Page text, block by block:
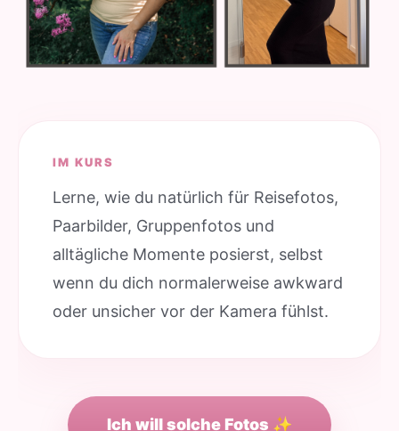
IM KURS
Lerne, wie du natürlich für Reisefotos,
Paarbilder, Gruppenfotos und
alltägliche Momente posierst, selbst
wenn du dich normalerweise awkward
oder unsicher vor der Kamera fühlst.
Ich will solche Fotos ✨